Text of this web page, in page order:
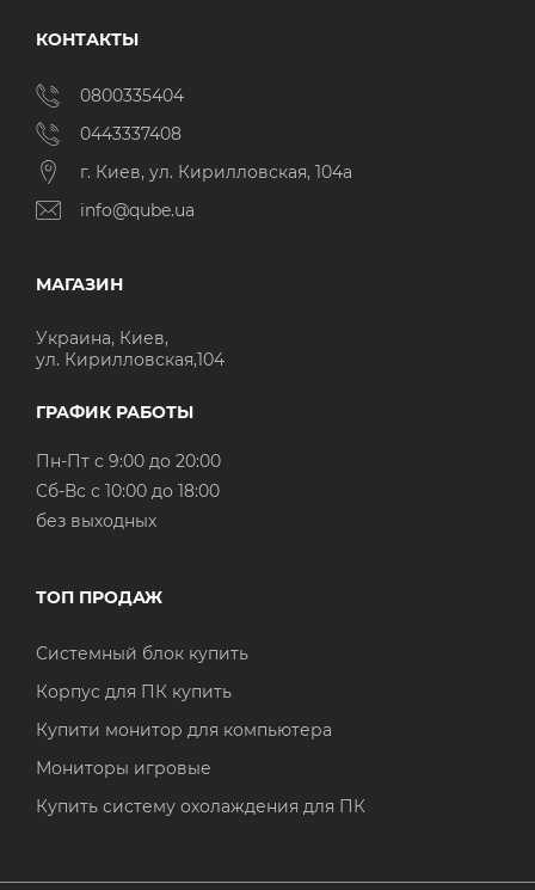
КОНТАКТЫ
0800335404
0443337408
г. Киев, ул. Кирилловская, 104а
info@qube.ua
МАГАЗИН
Украина, Киев,
ул. Кирилловская,104
ГРАФИК РАБОТЫ
Пн-Пт с 9:00 до 20:00
Cб-Вс с 10:00 до 18:00
без выходных
ТОП ПРОДАЖ
Системный блок купить
Корпус для ПК купить
Купити монитор для компьютера
Мониторы игровые
Купить систему охолаждения для ПК